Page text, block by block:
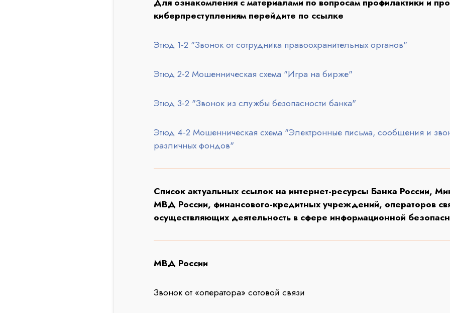
киберпреступлениям перейдите по ссылке
Этюд 1-2 "Звонок от сотрудника правоохранительных органов"
Этюд 2-2 Мошенническая схема "Игра на бирже"
Этюд 3-2 "Звонок из службы безопасности банка"
Этюд 4-2 Мошенническая схема "Электронные письма, сообщения и
различных фондов"
Список актуальных ссылок на интернет-ресурсы Банка России,
МВД России, финансового-кредитных учреждений, операторов
осуществляющих деятельность в сфере информационной
МВД России
Звонок от «оператора» сотовой связи